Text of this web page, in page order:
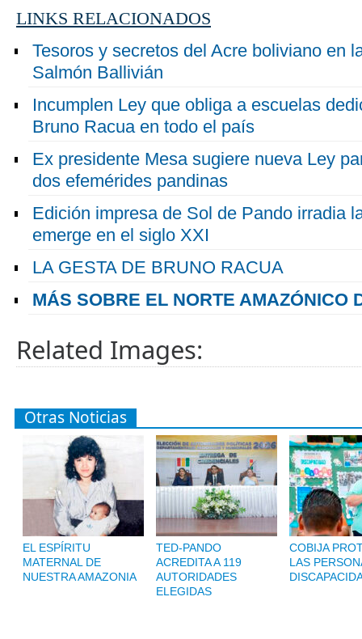
LINKS RELACIONADOS
Tesoros y secretos del Acre boliviano en
Salmón Ballivián
Incumplen Ley que obliga a escuelas
Bruno Racua en todo el país
Ex presidente Mesa sugiere nueva Ley
dos efemérides pandinas
Edición impresa de Sol de Pando irradia
emerge en el siglo XXI
LA GESTA DE BRUNO RACUA
MÁS SOBRE EL NORTE AMAZÓNICO
Related Images:
Otras Noticias
EL ESPÍRITU
MATERNAL DE
NUESTRA AMAZONIA
TED-PANDO
ACREDITA A 119
AUTORIDADES
ELEGIDAS
COBIJA
LAS